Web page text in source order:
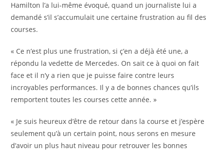
Hamilton l’a lui-même évoqué, quand un journaliste lui a
demandé s’il s’accumulait une certaine frustration au fil des
courses.
« Ce n’est plus une frustration, si ç’en a déjà été une, a
répondu la vedette de Mercedes. On sait ce à quoi on fait
face et il n’y a rien que je puisse faire contre leurs
incroyables performances. Il y a de bonnes chances qu’ils
remportent toutes les courses cette année. »
« Je suis heureux d’être de retour dans la course et j’espère
seulement qu’à un certain point, nous serons en mesure
d’avoir un plus haut niveau pour retrouver les bonnes